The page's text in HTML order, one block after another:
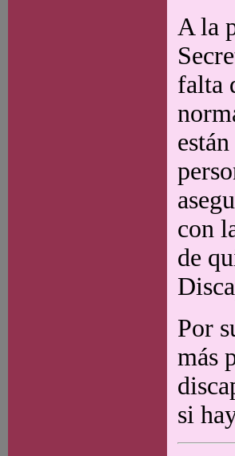
A la
falta
con
de
Por
más
si